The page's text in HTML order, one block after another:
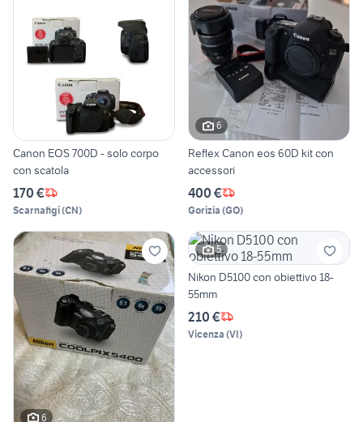
Canon EOS 700D - solo corpo
con scatola
170 €
Scarnafigi(CN)
6
Reflex Canon eos 60D kit con
accessori
400 €
Gorizia (GO)
6
5
Nikon D5100 con obiettivo 18-
55mm
210 €
Vicenza (VI)